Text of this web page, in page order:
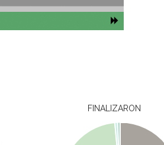
FINALIZARON